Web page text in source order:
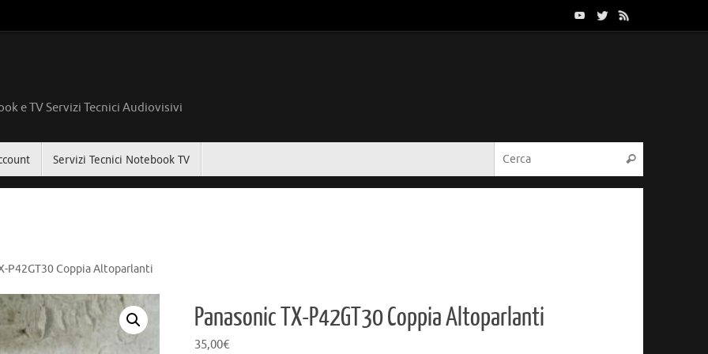
e TV Servizi Tecnici Audiovisivi
Servizi Tecnici Notebook TV Cerca
P42GT30 Coppia Altoparlanti
Panasonic TX-P42GT30 Coppia Altoparlanti
35,00€